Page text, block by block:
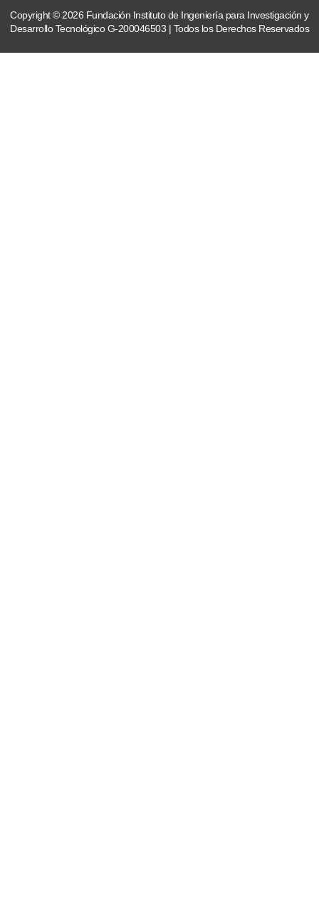
Copyright © 2026 Fundación Instituto de Ingeniería para Investigación y
Desarrollo Tecnológico G-200046503 | Todos los Derechos Reservados